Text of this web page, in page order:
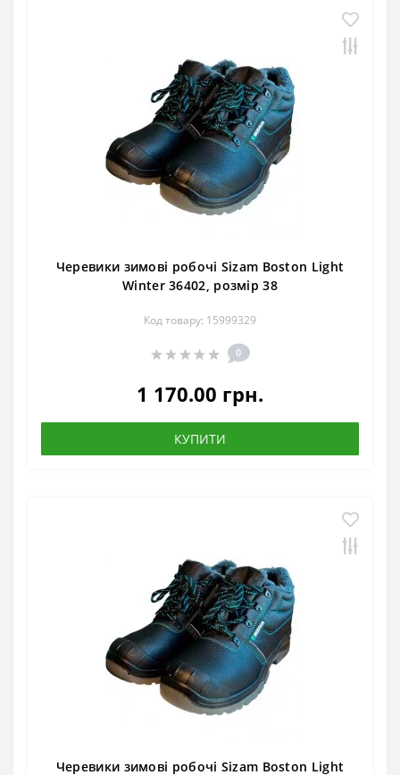
Черевики зимові робочі Sizam Boston Light
Winter 36402, розмір 38
Код товару: 15999329
0
1 170.00 грн.
КУПИТИ
Черевики зимові робочі Sizam Boston Light